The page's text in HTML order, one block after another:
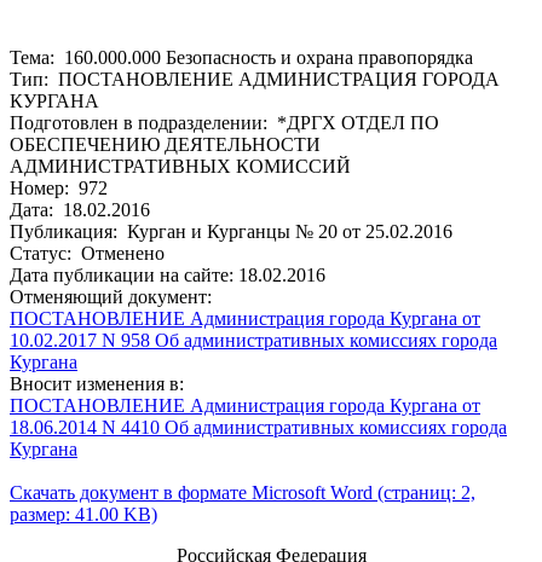
Тема: 160.000.000 Безопасность и охрана правопорядка
Тип: ПОСТАНОВЛЕНИЕ АДМИНИСТРАЦИЯ ГОРОДА
КУРГАНА
Подготовлен в подразделении: *ДРГХ ОТДЕЛ ПО
ОБЕСПЕЧЕНИЮ ДЕЯТЕЛЬНОСТИ
АДМИНИСТРАТИВНЫХ КОМИССИЙ
Номер: 972
Дата: 18.02.2016
Публикация: Курган и Курганцы № 20 от 25.02.2016
Статус: Отменено
Дата публикации на сайте: 18.02.2016
Отменяющий документ:
ПОСТАНОВЛЕНИЕ Администрация города Кургана от
10.02.2017 N 958 Об административных комиссиях города
Кургана
Вносит изменения в:
ПОСТАНОВЛЕНИЕ Администрация города Кургана от
18.06.2014 N 4410 Об административных комиссиях города
Кургана
Скачать документ в формате Microsoft Word (страниц: 2,
размер: 41.00 KB)
Российская Федерация